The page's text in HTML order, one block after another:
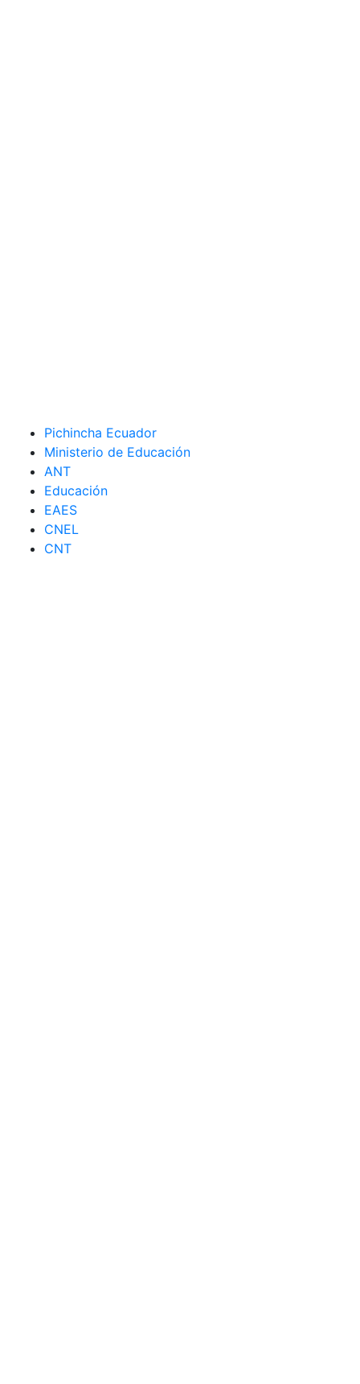
Pichincha Ecuador
Ministerio de Educación
ANT
Educación
EAES
CNEL
CNT